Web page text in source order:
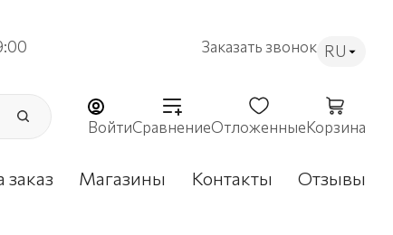
Заказать звонок RU
ВойтиСравнениеОтложенныеКорзина
Магазины Контакты Отзывы